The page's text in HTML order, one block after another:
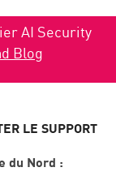
AI Security
Blog
LE SUPPORT
du Nord :